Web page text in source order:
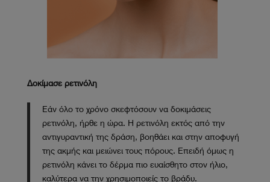
Δοκίμασε ρετινόλη
Εάν όλο το χρόνο σκεφτόσουν να δοκιμάσεις
ρετινόλη, ήρθε η ώρα. Η ρετινόλη εκτός από την
αντιγυραντική της δράση, βοηθάει και στην αποφυγή
της ακμής και μειώνει τους πόρους. Επειδή όμως η
ρετινόλη κάνει το δέρμα πιο ευαίσθητο στον ήλιο,
καλύτερα να την χρησιμοποιείς το βράδυ.